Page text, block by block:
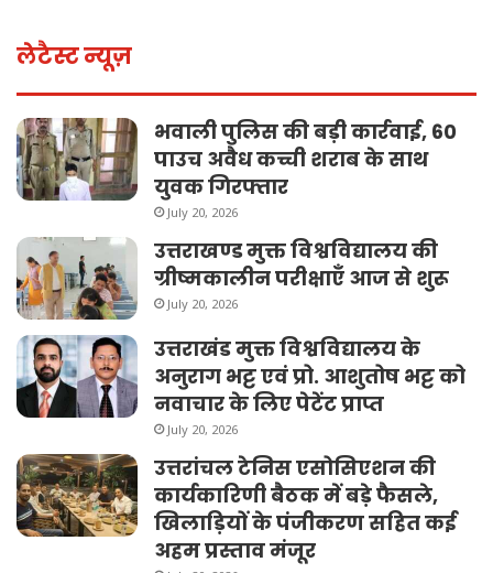
लेटैस्ट न्यूज़
भवाली पुलिस की बड़ी कार्रवाई, 60
पाउच अवैध कच्ची शराब के साथ
युवक गिरफ्तार
July 20, 2026
उत्तराखण्ड मुक्त विश्वविद्यालय की
ग्रीष्मकालीन परीक्षाएँ आज से शुरू
July 20, 2026
उत्तराखंड मुक्त विश्वविद्यालय के
अनुराग भट्ट एवं प्रो. आशुतोष भट्ट को
नवाचार के लिए पेटेंट प्राप्त
July 20, 2026
उत्तरांचल टेनिस एसोसिएशन की
कार्यकारिणी बैठक में बड़े फैसले,
खिलाड़ियों के पंजीकरण सहित कई
अहम प्रस्ताव मंजूर